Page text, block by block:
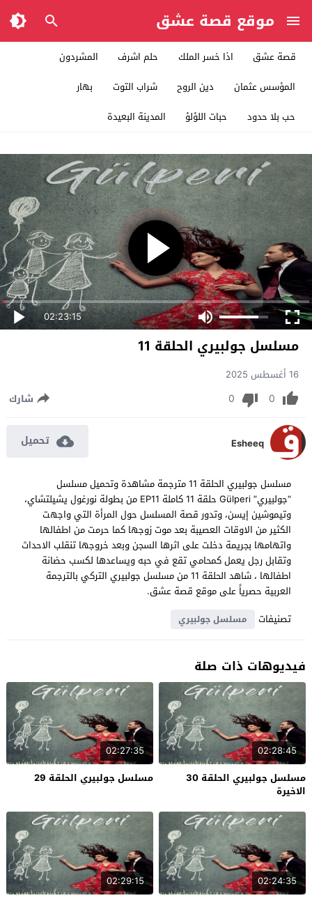
موقع قصة عشق
قصة عشق اذا خسر الملك حلم اشرف
المشردون
المؤسس عثمان
دين الروح شراب التوت
بهار
حب بلا حدود
حبات اللؤلؤ المدينة البعيدة
02:23:15
مسلسل جولبيري الحلقة 11
16 أغسطس 2025
0
0 شارك
Esheeq تحميل
مسلسل جولبيري الحلقة 11 مترجمة مشاهدة وتحميل مسلسل
“جولبيري” Gülperi حلقة 11 كاملة EP11 من بطولة نورغول يشيلتشاي،
وتيموشين إيسن، وتدور قصة المسلسل حول المرأة التي واجهت
الكثير من الاوقات العصيبة بعد موت زوجها كما حرمت من اطفالها
واتهامها بجريمة دخلت على اثرها السجن وبعد خروجها تنقلب الاحداث
وتقابل رجل يعمل كمحامي تقع في حبه ويساعدها لكسب حضانة
اطفالها ، شاهد الحلقة 11 من مسلسل جولبيري التركي بالترجمة
العربية حصرياً على موقع قصة عشق.
تصنيفات
مسلسل جولبيري
فيديوهات ذات صلة
02:28:45
مسلسل جولبيري الحلقة 30
الاخيرة
02:27:35
مسلسل جولبيري الحلقة 29
02:24:35
02:29:15